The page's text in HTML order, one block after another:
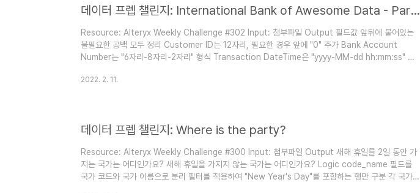
데이터 프렙 챌린지: International Bank of Awesome Data - Part I
Resource: Alteryx Weekly Challenge #302 Input: 첨부파일 Output 필드값 앞뒤에 붙어있는
불필요한 공백 모두 정리 Customer ID는 12자리, 필요한 경우 앞에 "0" 추가 Bank Account
Number는 "6자리-8자리-2자리" 형식 Transaction DateTime은 "yyyy-MM-dd hh:mm:ss" 형
Account Number 정리 (Alteryx: Substring / Tableau Prep: MID) Transaction DateTime
2022. 2. 11.
데이터 프렙 챌린지: Where is the party?
Resource: Alteryx Weekly Challenge #300 Input: 첨부파일 Output 새해 휴일를 2일 동안 가
지는 국가는 어디인가요? 새해 휴일을 가지지 않는 국가는 어디인가요? Logic code_name 필드를
국가 코드와 국가 이름으로 분리 필터를 적용하여 "New Year's Day"를 포함하는 행만 구분 각 국가별